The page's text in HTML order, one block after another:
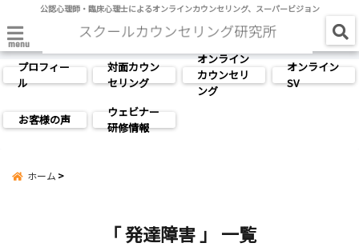
公認心理師・臨床心理士によるオンラインカウンセリング、スーパービジョン
menu
プロフィー
ル
対面カウン
セリング
オンライン
カウンセリ
ング
オンライン
SV
お客様の声
ウェビナー
研修情報
ホーム
「 発達障害 」 一覧